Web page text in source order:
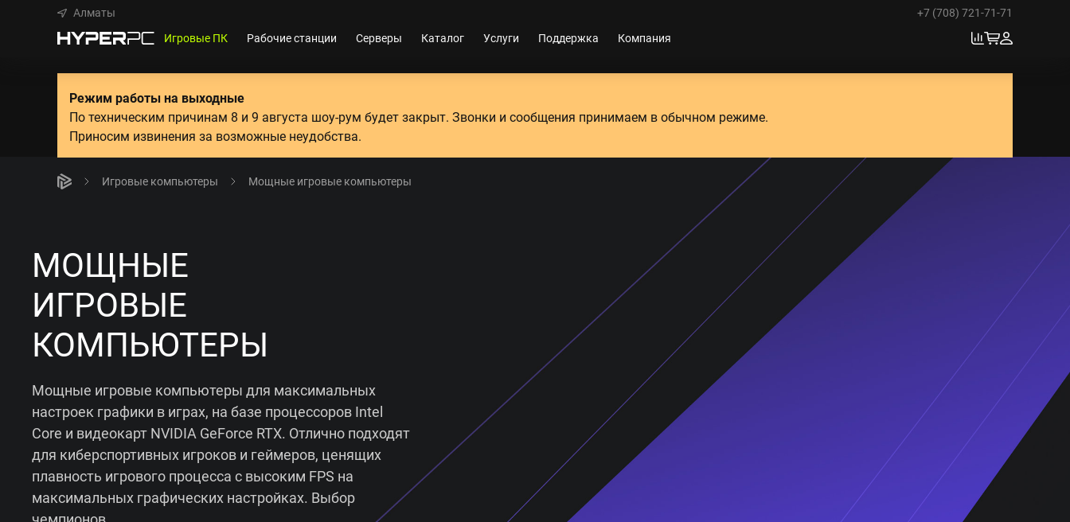
Алматы
+7 (708) 721-71-71
Игровые ПК
Рабочие станции Серверы Каталог Услуги Поддержка Компания
Режим работы на выходные
По техническим причинам 8 и 9 августа шоу-рум будет закрыт. Звонки и сообщения принимаем в обычном режиме.
Приносим извинения за возможные неудобства.
Игровые компьютеры Мощные игровые компьютеры
МОЩНЫЕ
ИГРОВЫЕ
КОМПЬЮТЕРЫ
Мощные игровые компьютеры для максимальных
настроек графики в играх, на базе процессоров Intel
Core и видеокарт NVIDIA GeForce RTX. Отлично подходят
для киберспортивных игроков и геймеров, ценящих
плавность игрового процесса с высоким FPS на
максимальных графических настройках. Выбор